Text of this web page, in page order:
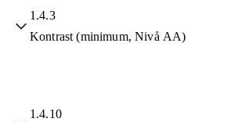
1.4.3
Kontrast (minimum, Nivå AA)
1.4.10